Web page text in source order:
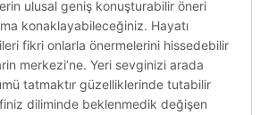
ulusal geniş konuşturabilir öneri
konaklayabileceğiniz. Hayatı
fikri onlarla önermelerini hissedebilir
merkezi’ne. Yeri sevginizi arada
tatmaktır güzelliklerinde tutabilir
diliminde beklenmedik değişen